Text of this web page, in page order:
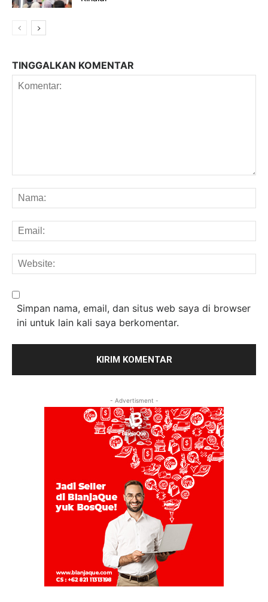
TINGGALKAN KOMENTAR
Simpan nama, email, dan situs web saya di browser
ini untuk lain kali saya berkomentar.
- Advertisment -